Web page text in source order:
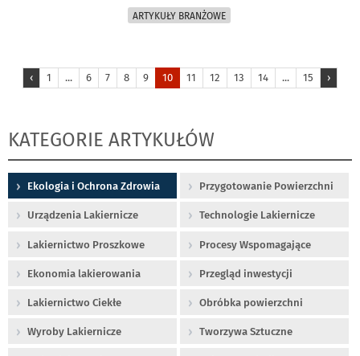
ARTYKUŁY BRANŻOWE
‹ 1 ... 6 7 8 9 10 11 12 13 14 ... 15 ›
KATEGORIE ARTYKUŁÓW
Ekologia i Ochrona Zdrowia Przygotowanie Powierzchni
Urządzenia Lakiernicze Technologie Lakiernicze
Lakiernictwo Proszkowe Procesy Wspomagające
Ekonomia lakierowania Przegląd inwestycji
Lakiernictwo Ciekłe Obróbka powierzchni
Wyroby Lakiernicze Tworzywa Sztuczne